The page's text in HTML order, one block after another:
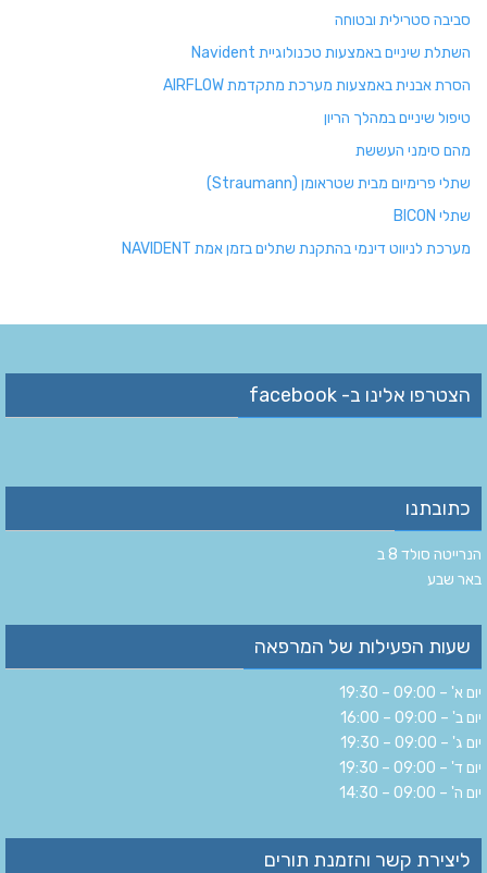
סביבה סטרילית ובטוחה
השתלת שיניים באמצעות טכנולוגיית Navident
הסרת אבנית באמצעות מערכת מתקדמת AIRFLOW
טיפול שיניים במהלך הריון
מהם סימני העששת
שתלי פרימיום מבית שטראומן (Straumann)
שתלי BICON
מערכת לניווט דינמי בהתקנת שתלים בזמן אמת NAVIDENT
הצטרפו אלינו ב- facebook
כתובתנו
הנרייטה סולד 8 ב‏
‏באר שבע‏
שעות הפעילות של המרפאה
יום א' – 09:00 – 19:30
יום ב' – 09:00 – 16:00
יום ג' – 09:00 – 19:30
יום ד' – 09:00 – 19:30
יום ה' – 09:00 – 14:30
ליצירת קשר והזמנת תורים